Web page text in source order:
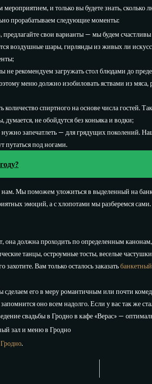
и только вы будете знать,
прорабатываем следующие моменты:
свои варианты — мы будем счастливы
воздушные шары, гирлянды из живых ли
рекомендуем загружать стол блюдами до
меню должно изобиловать яствами из мяса,
спиртного на основе числа гостей.
не обойдутся без коньяка и водки;
нужно запечатлеть — для грядущих поколений.
путаться под ногами.
нам. Мы поможем уложиться в выделенный на
эмоций, а с хлопотами мы разберемся сами.
она должна проходить по определенным
танцы, остроумные тосты, веселые
Вам только осталось заказать
сделаем его в меру романтичным или почти
оно всем надолго. Если у вас так же
свадьбы в Гродно в кафе «Верас» —
зал и меню в Гродно
.